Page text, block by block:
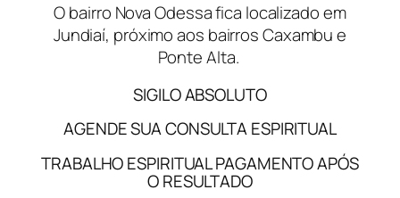
O bairro Nova Odessa fica localizado em
Jundiaí, próximo aos bairros Caxambu e
Ponte Alta.
SIGILO ABSOLUTO
AGENDE SUA CONSULTA ESPIRITUAL
TRABALHO ESPIRITUAL PAGAMENTO APÓS
O RESULTADO